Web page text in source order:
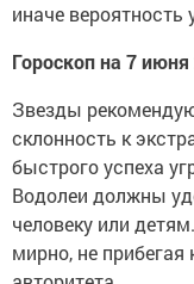
иначе вероятность
Гороскоп на 7
Звезды
склонность к
быстрого успеха
Водолеи должны
человеку или
мирно, не